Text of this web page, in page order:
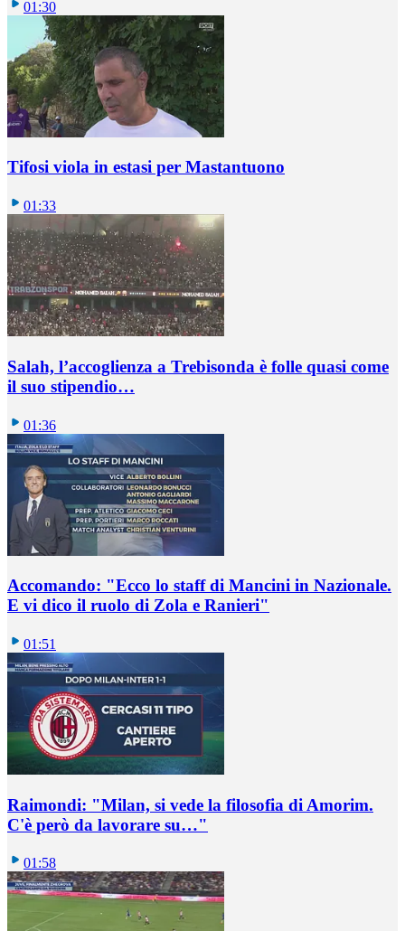
01:30
Tifosi viola in estasi per Mastantuono
01:33
Salah, l’accoglienza a Trebisonda è folle quasi come
il suo stipendio…
01:36
Accomando: "Ecco lo staff di Mancini in Nazionale.
E vi dico il ruolo di Zola e Ranieri"
01:51
Raimondi: "Milan, si vede la filosofia di Amorim.
C'è però da lavorare su…"
01:58